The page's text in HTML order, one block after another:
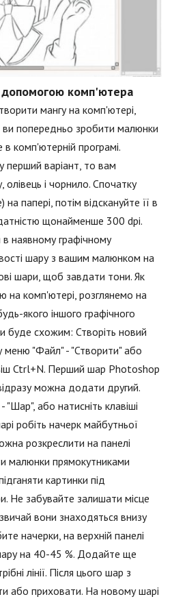
комп'ютера
мангу на комп'ютері,
ви попередньо зробити малюнки
комп'ютерній програмі.
перший варіант, то вам
і чорнило. Спочатку
папері, потім відскануйте її в
щонайменше 300 dpi.
в наявному графічному
шару з вашим малюнком на
шари, щоб завдати тони. Як
на комп'ютері, розглянемо на
якого іншого графічного
буде схожим: Створіть новий
меню "Файл" - "Створити" або
Ctrl+N. Перший шар Photoshop
можна додати другий.
або натисніть клавіші
робіть начерк майбутньої
розкреслити на панелі
малюнки прямокутниками
картинки під
Не забувайте залишати місце
вони знаходяться внизу
начерки, на верхній панелі
на 40-45 %. Додайте ще
лінії. Після цього шар з
або приховати. На новому шарі